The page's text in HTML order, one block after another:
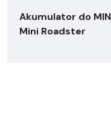
Akumulator do
Mini Roadster